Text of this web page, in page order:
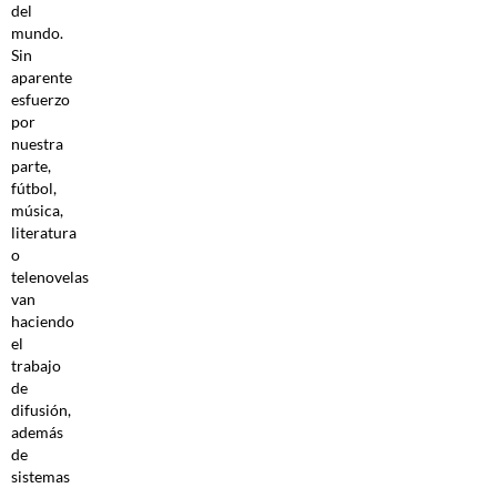
del
mundo.
Sin
aparente
esfuerzo
por
nuestra
parte,
fútbol,
música,
literatura
o
telenovelas
van
haciendo
el
trabajo
de
difusión,
además
de
sistemas